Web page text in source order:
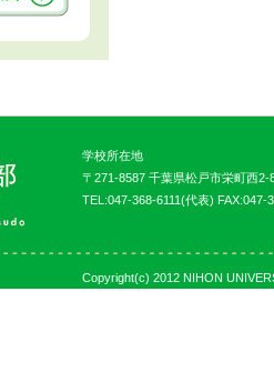
学校所在地
〒271-8587 千葉県松戸市栄町西2-
TEL:047-368-6111(代表) FAX:047-
Copyright(c) 2012 NIHON